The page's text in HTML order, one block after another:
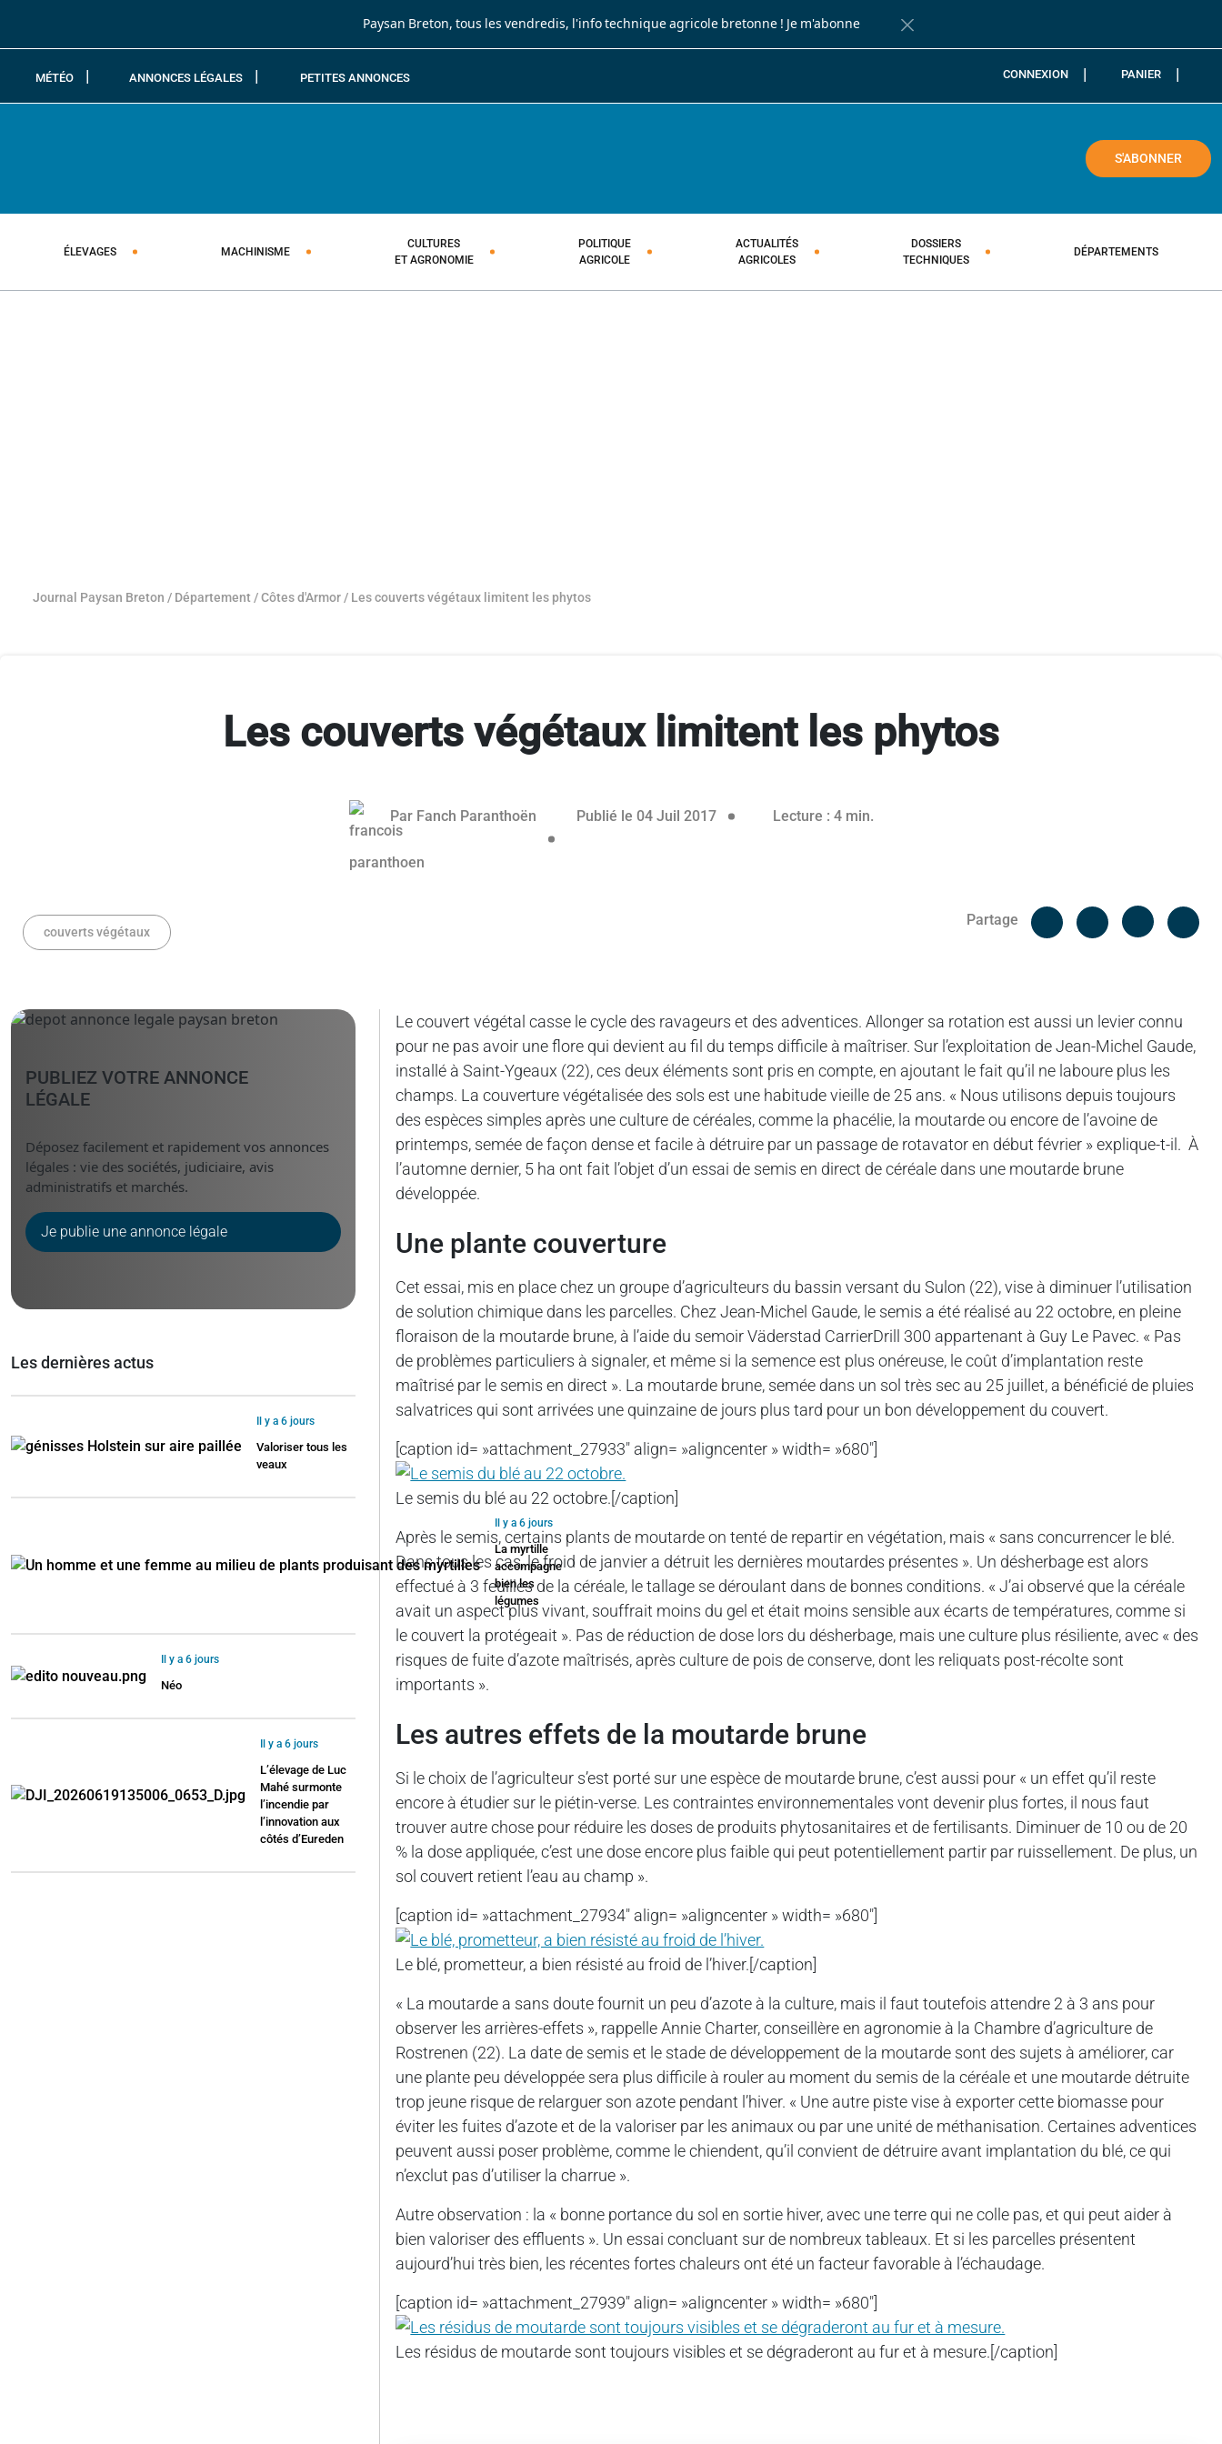
Paysan Breton, tous les vendredis, l'info technique agricole bretonne ! Je m'abonne
Fermer la barre de notification
MÉTÉO ANNONCES LÉGALES PETITES ANNONCES CONNEXION PANIER
S'ABONNER
ÉLEVAGES MACHINISME
CULTURES
ET AGRONOMIE
POLITIQUE
AGRICOLE
ACTUALITÉS
AGRICOLES
DOSSIERS
TECHNIQUES
DÉPARTEMENTS
Journal Paysan Breton / Département /Côtes d'Armor / Les couverts végétaux limitent les phytos
Les couverts végétaux limitent les phytos
Par Fanch Paranthoën Publié le 04 Juil 2017 Lecture : 4 min.
couverts végétaux
Partage
Facebook
Le couvert végétal casse le cycle des ravageurs et des adventices. Allonger sa rotation est aussi un levier connu
pour ne pas avoir une flore qui devient au fil du temps difficile à maîtriser. Sur l’exploitation de Jean-Michel Gaude,
installé à Saint-Ygeaux (22), ces deux éléments sont pris en compte, en ajoutant le fait qu’il ne laboure plus les
champs. La couverture végétalisée des sols est une habitude vieille de 25 ans. « Nous utilisons depuis toujours
des espèces simples après une culture de céréales, comme la phacélie, la moutarde ou encore de l’avoine de
printemps, semée de façon dense et facile à détruire par un passage de rotavator en début février » explique-t-il. À
l’automne dernier, 5 ha ont fait l’objet d’un essai de semis en direct de céréale dans une moutarde brune
développée.
Une plante couverture
Cet essai, mis en place chez un groupe d’agriculteurs du bassin versant du Sulon (22), vise à diminuer l’utilisation
de solution chimique dans les parcelles. Chez Jean-Michel Gaude, le semis a été réalisé au 22 octobre, en pleine
floraison de la moutarde brune, à l’aide du semoir Väderstad CarrierDrill 300 appartenant à Guy Le Pavec. « Pas
de problèmes particuliers à signaler, et même si la semence est plus onéreuse, le coût d’implantation reste
maîtrisé par le semis en direct ». La moutarde brune, semée dans un sol très sec au 25 juillet, a bénéficié de pluies
salvatrices qui sont arrivées une quinzaine de jours plus tard pour un bon développement du couvert.
[caption id= »attachment_27933″ align= »aligncenter » width= »680″]
Le semis du blé au 22 octobre.[/caption]
Après le semis, certains plants de moutarde on tenté de repartir en végétation, mais « sans concurrencer le blé.
Dans tous les cas, le froid de janvier a détruit les dernières moutardes présentes ». Un désherbage est alors
effectué à 3 feuilles de la céréale, le tallage se déroulant dans de bonnes conditions. « J’ai observé que la céréale
avait un aspect plus vivant, souffrait moins du gel et était moins sensible aux écarts de températures, comme si
le couvert la protégeait ». Pas de réduction de dose lors du désherbage, mais une culture plus résiliente, avec « des
risques de fuite d’azote maîtrisés, après culture de pois de conserve, dont les reliquats post-récolte sont
importants ».
Les autres effets de la moutarde brune
Si le choix de l’agriculteur s’est porté sur une espèce de moutarde brune, c’est aussi pour « un effet qu’il reste
encore à étudier sur le piétin-verse. Les contraintes environnementales vont devenir plus fortes, il nous faut
trouver autre chose pour réduire les doses de produits phytosanitaires et de fertilisants. Diminuer de 10 ou de 20
% la dose appliquée, c’est une dose encore plus faible qui peut potentiellement partir par ruissellement. De plus, un
sol couvert retient l’eau au champ ».
[caption id= »attachment_27934″ align= »aligncenter » width= »680″]
Le blé, prometteur, a bien résisté au froid de l’hiver.[/caption]
« La moutarde a sans doute fournit un peu d’azote à la culture, mais il faut toutefois attendre 2 à 3 ans pour
observer les arrières-effets », rappelle Annie Charter, conseillère en agronomie à la Chambre d’agriculture de
Rostrenen (22). La date de semis et le stade de développement de la moutarde sont des sujets à améliorer, car
une plante peu développée sera plus difficile à rouler au moment du semis de la céréale et une moutarde détruite
trop jeune risque de relarguer son azote pendant l’hiver. « Une autre piste vise à exporter cette biomasse pour
éviter les fuites d’azote et de la valoriser par les animaux ou par une unité de méthanisation. Certaines adventices
peuvent aussi poser problème, comme le chiendent, qu’il convient de détruire avant implantation du blé, ce qui
n’exclut pas d’utiliser la charrue ».
Autre observation : la « bonne portance du sol en sortie hiver, avec une terre qui ne colle pas, et qui peut aider à
bien valoriser des effluents ». Un essai concluant sur de nombreux tableaux. Et si les parcelles présentent
aujourd’hui très bien, les récentes fortes chaleurs ont été un facteur favorable à l’échaudage.
[caption id= »attachment_27939″ align= »aligncenter » width= »680″]
Les résidus de moutarde sont toujours visibles et se dégraderont au fur et à mesure.[/caption]
PUBLIEZ VOTRE ANNONCE
LÉGALE
Déposez facilement et rapidement vos annonces
légales : vie des sociétés, judiciaire, avis
administratifs et marchés.
Je publie une annonce légale
Les dernières actus
Il y a 6 jours
Valoriser tous les
veaux
Il y a 6 jours
La myrtille
accompagne
bien les
légumes
Il y a 6 jours
Néo
Il y a 6 jours
L’élevage de Luc
Mahé surmonte
l’incendie par
l’innovation aux
côtés d’Eureden